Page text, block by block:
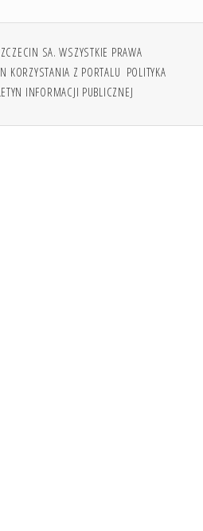
SA. WSZYSTKIE PRAWA
KORZYSTANIA Z PORTALU POLITYKA
INFORMACJI PUBLICZNEJ